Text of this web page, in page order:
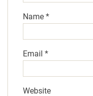
Name *
Email *
Website